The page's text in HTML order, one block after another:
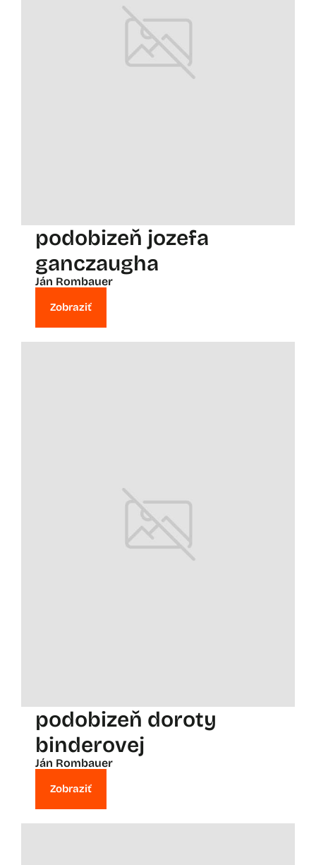
podobizeň jozefa
ganczaugha
Ján Rombauer
Zobraziť
podobizeň doroty
binderovej
Ján Rombauer
Zobraziť